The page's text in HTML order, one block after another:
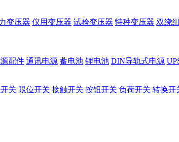
变压器 仪用变压器 试验变压器 特种变压器 双绕
配件 通讯电源 蓄电池 锂电池 DIN导轨式电源
关 限位开关 接触开关 按钮开关 负荷开关 转换开